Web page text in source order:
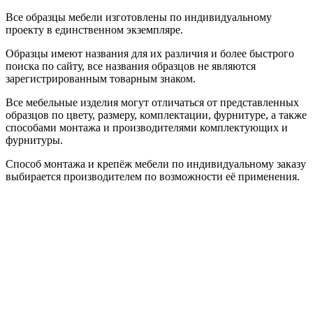
Все образцы мебели изготовлены по индивидуальному
проекту в единственном экземпляре.
Образцы имеют названия для их различия и более быстрого
поиска по сайту, все названия образцов не являются
зарегистрированным товарным знаком.
Все мебельные изделия могут отличаться от представленных
образцов по цвету, размеру, комплектации, фурнитуре, а также
способами монтажа и производителями комплектующих и
фурнитуры.
Способ монтажа и крепёж мебели по индивидуальному заказу
выбирается производителем по возможности её применения.